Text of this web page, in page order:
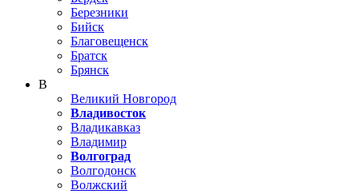
Березники
Бийск
Благовещенск
Братск
Брянск
В
Великий Новгород
Владивосток
Владикавказ
Владимир
Волгоград
Волгодонск
Волжский